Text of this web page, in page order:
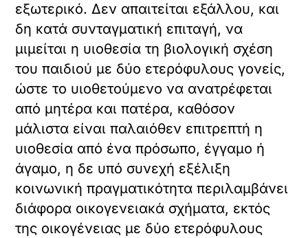
εξωτερικό. Δεν απαιτείται εξάλλου, και
δη κατά συνταγματική επιταγή, να
μιμείται η υιοθεσία τη βιολογική σχέση
του παιδιού με δύο ετερόφυλους γονείς,
ώστε το υιοθετούμενο να ανατρέφεται
από μητέρα και πατέρα, καθόσον
μάλιστα είναι παλαιόθεν επιτρεπτή η
υιοθεσία από ένα πρόσωπο, έγγαμο ή
άγαμο, η δε υπό συνεχή εξέλιξη
κοινωνική πραγματικότητα περιλαμβάνει
διάφορα οικογενειακά σχήματα, εκτός
της οικογένειας με δύο ετερόφυλους